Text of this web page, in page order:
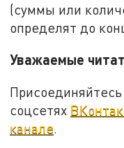
(суммы или
определят до
Уважаемые
соцсетях
канале.